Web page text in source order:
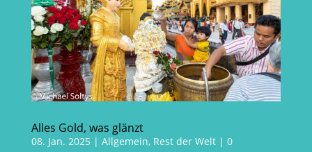
Alles Gold, was glänzt
08. Jan. 2025| Allgemein, Rest der Welt| 0